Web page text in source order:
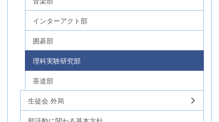
インターアクト部
囲碁部
理科実験研究部
茶道部
生徒会 外局